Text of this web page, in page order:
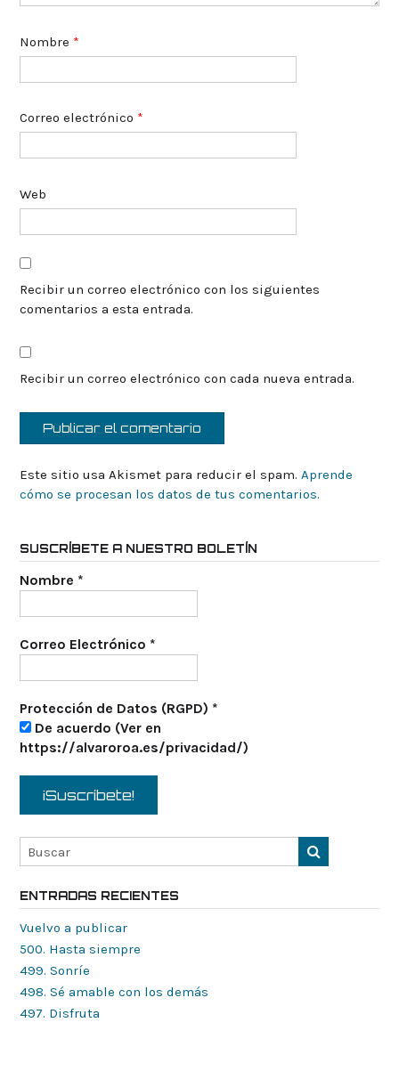
Nombre *
Correo electrónico *
Web
Recibir un correo electrónico con los siguientes
comentarios a esta entrada.
Recibir un correo electrónico con cada nueva entrada.
Este sitio usa Akismet para reducir el spam. Aprende
cómo se procesan los datos de tus comentarios.
SUSCRÍBETE A NUESTRO BOLETÍN
Nombre *
Correo Electrónico *
Protección de Datos (RGPD) *
De acuerdo (Ver en
https://alvaroroa.es/privacidad/)
ENTRADAS RECIENTES
Vuelvo a publicar
500. Hasta siempre
499. Sonríe
498. Sé amable con los demás
497. Disfruta